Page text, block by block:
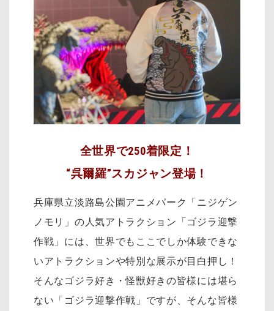
全世界で250着限定！
“呉爾羅”スカジャン登場！
兵庫県立淡路島公園アニメパーク「ニジゲン
ノモリ」の人気アトラクション「ゴジラ迎撃
作戦」には、世界でもここでしか体験できな
いアトラクションや特別な展示が目白押し！
そんなゴジラ好き・怪獣好きの皆様には堪ら
ない「ゴジラ迎撃作戦」ですが、そんな皆様